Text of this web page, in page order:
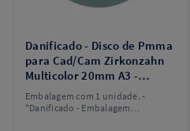
Danificado - Disco de Pmma
para Cad/Cam Zirkonzahn
Multicolor 20mm A3 -
Celmat
Embalagem com 1 unidade. -
*Danificado - Embalagem